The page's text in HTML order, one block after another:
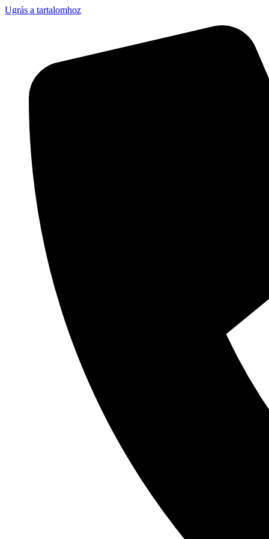
Ugrás a tartalomhoz